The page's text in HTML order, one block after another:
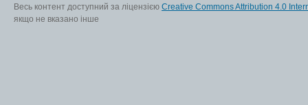
Весь контент доступний за ліцензією Creative Commons Attribution 4.0
якщо не вказано інше